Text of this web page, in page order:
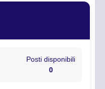
Posti disponibili
0